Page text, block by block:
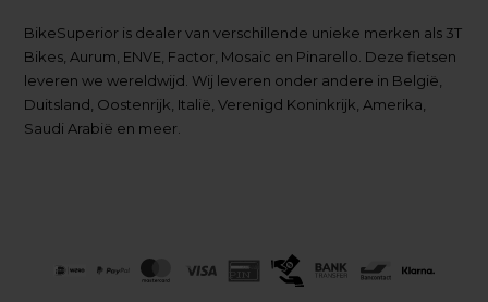
BikeSuperior is dealer van verschillende unieke merken als 3T
Bikes, Aurum, ENVE, Factor, Mosaic en Pinarello. Deze fietsen
leveren we wereldwijd. Wij leveren onder andere in België,
Duitsland, Oostenrijk, Italië, Verenigd Koninkrijk, Amerika,
Saudi Arabië en meer.